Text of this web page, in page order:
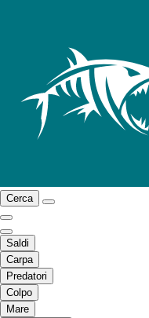
Cerca
Saldi
Carpa
Predatori
Colpo
Mare